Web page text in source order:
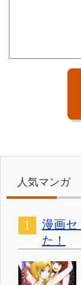
人気マンガ
漫画セ
た！